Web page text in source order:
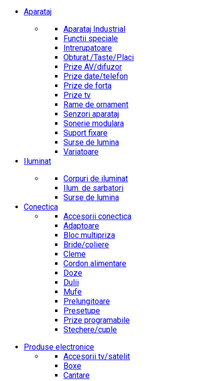
Aparataj
Aparataj Industrial
Functii speciale
Intrerupatoare
Obturat./Taste/Placi
Prize AV/difuzor
Prize date/telefon
Prize de forta
Prize tv
Rame de ornament
Senzori aparataj
Sonerie modulara
Suport fixare
Surse de lumina
Variatoare
Iluminat
Corpuri de iluminat
Ilum. de sarbatori
Surse de lumina
Conectica
Accesorii conectica
Adaptoare
Bloc multipriza
Bride/coliere
Cleme
Cordon alimentare
Doze
Dulii
Mufe
Prelungitoare
Presetupe
Prize programabile
Stechere/cuple
Produse electronice
Accesorii tv/satelit
Boxe
Cantare